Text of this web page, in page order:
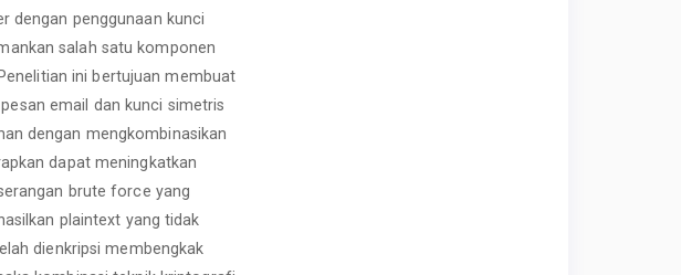
dengan penggunaan kunci
salah satu komponen
ini bertujuan membuat
email dan kunci simetris
dengan mengkombinasikan
dapat meningkatkan
brute force yang
plaintext yang tidak
dienkripsi membengkak